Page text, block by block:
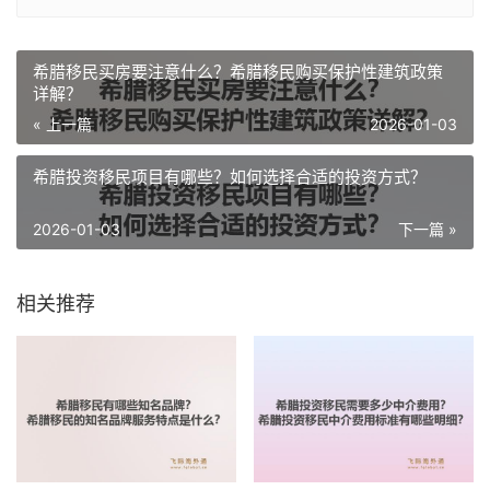
希腊移民买房要注意什么？希腊移民购买保护性建筑政策
详解？
« 上一篇 2026-01-03
希腊投资移民项目有哪些？如何选择合适的投资方式？
下一篇 »
2026-01-03
相关推荐